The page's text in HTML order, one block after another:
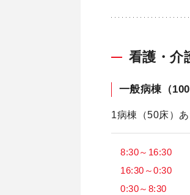
看護・介
一般病棟（100
1病棟（50床）
8:30～16:30
16:30～0:30
0:30～8:30